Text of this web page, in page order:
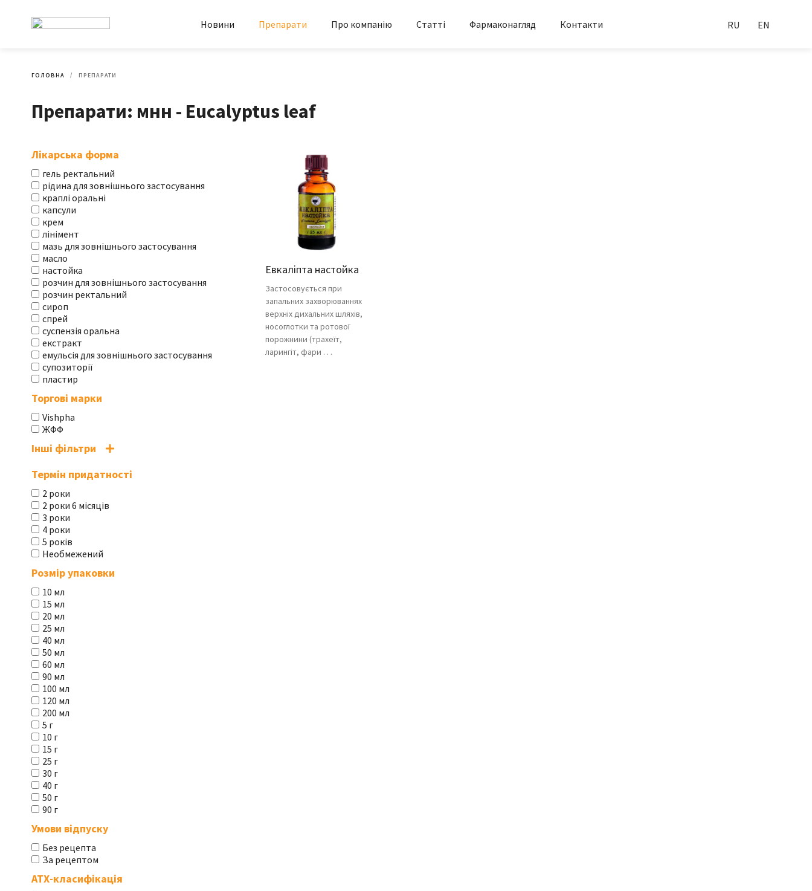
Новини Препарати Про компанію Статті Фармаконагляд Контакти RU EN
ГОЛОВНА ПРЕПАРАТИ
Препарати: мнн - Eucalyptus leaf
Лікарська форма
гель ректальний
рідина для зовнішнього застосування
краплі оральні
капсули
крем
лінімент
мазь для зовнішнього застосування
масло
настойка
розчин для зовнішнього застосування
розчин ректальний
сироп
спрей
суспензія оральна
екстракт
емульсія для зовнішнього застосування
супозиторії
пластир
Торгові марки
Vishpha
ЖФФ
Інші фільтри
Термін придатності
2 роки
2 роки 6 місяців
3 роки
4 роки
5 років
Необмежений
Розмір упаковки
10 мл
15 мл
20 мл
25 мл
40 мл
50 мл
60 мл
90 мл
100 мл
120 мл
200 мл
5 г
10 г
15 г
25 г
30 г
40 г
50 г
90 г
Умови відпуску
Без рецепта
За рецептом
АТХ-класифікація
Евкаліпта настойка
Застосовується при
запальних захворюваннях
верхніх дихальних шляхів,
носоглотки та ротової
порожнини (трахеїт,
ларингіт, фари . . .